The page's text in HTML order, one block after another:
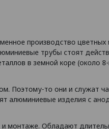
производство
трубы стоят
в земной коре (около
Поэтому-то они и служат
алюминиевые изделия с
и монтаже. Обладают